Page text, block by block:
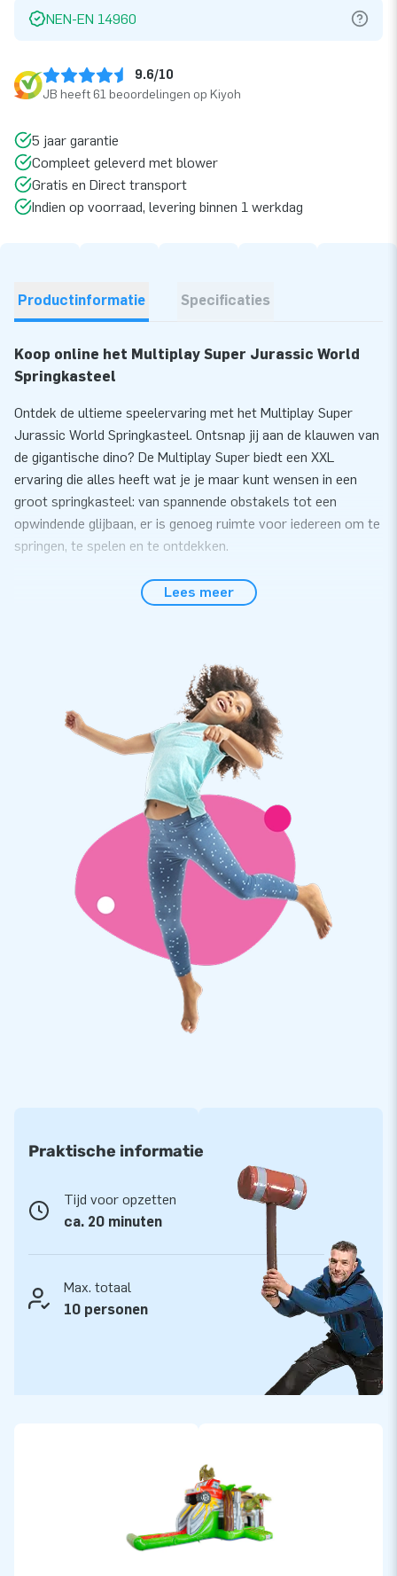
NEN-EN 14960
9.6/10
JB heeft 61 beoordelingen op Kiyoh
5 jaar garantie
Compleet geleverd met blower
Gratis en Direct transport
Indien op voorraad, levering binnen 1 werkdag
Productinformatie Specificaties
Koop online het Multiplay Super Jurassic World
Springkasteel
Ontdek de ultieme speelervaring met het Multiplay Super
Jurassic World Springkasteel. Ontsnap jij aan de klauwen van
de gigantische dino? De Multiplay Super biedt een XXL
ervaring die alles heeft wat je je maar kunt wensen in een
groot springkasteel: van spannende obstakels tot een
opwindende glijbaan, er is genoeg ruimte voor iedereen om te
springen, te spelen en te ontdekken.
Ervaar het avontuur met de Multiplay Super in
Jurassic World thema
een echte blikvanger is op elk evenement, waarbij kinderen
gegarandeerd urenlang vermaak vinden in deze levendige en
dynamische setting. Elk Multiplay Super Springkasteel wordt
compleet geleverd met blower, verankeringsmaterialen, en
een logboek, inclusief een certificaat dat de kwaliteit en
veiligheid van het luchtkussen garandeert. Of je nu kiest voor
verhuur of voor eigen gebruik, de Multiplay Super Jurassic
World garandeert een onvergetelijke ervaring voor iedereen.
Bestel bij dé springkastelenfabrikant: JB
Inflatables
Bij JB staan we voor de hoogste service en kwaliteit. Zo heb
je jarenlang plezier van een luchtkussen! Uitstekende service
staat bij ons voorop, daarom hebben wij een inhouse
reparatie service en kunt je met alle vragen bij ons terecht.
Door een mega voorraad van ruim 3000 luchtkussens is er
altijd genoeg keuze én kun je genieten van snelle levering!
Lees meer
Praktische informatie
Tijd voor opzetten
ca. 20 minuten
Max. totaal
10 personen